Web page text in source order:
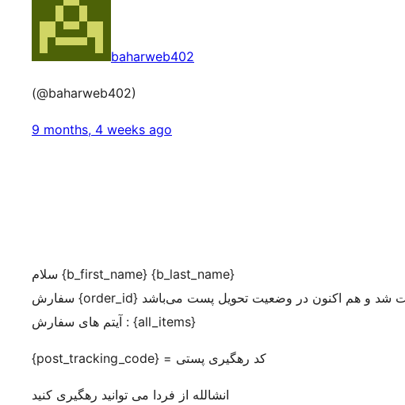
baharweb402
(@baharweb402)
9 months, 4 weeks ago
سلام {b_first_name} {b_last_name}
آیتم های سفارش : {all_items}
{post_tracking_code} = کد رهگیری پستی
انشالله از فردا می توانید رهگیری کنید